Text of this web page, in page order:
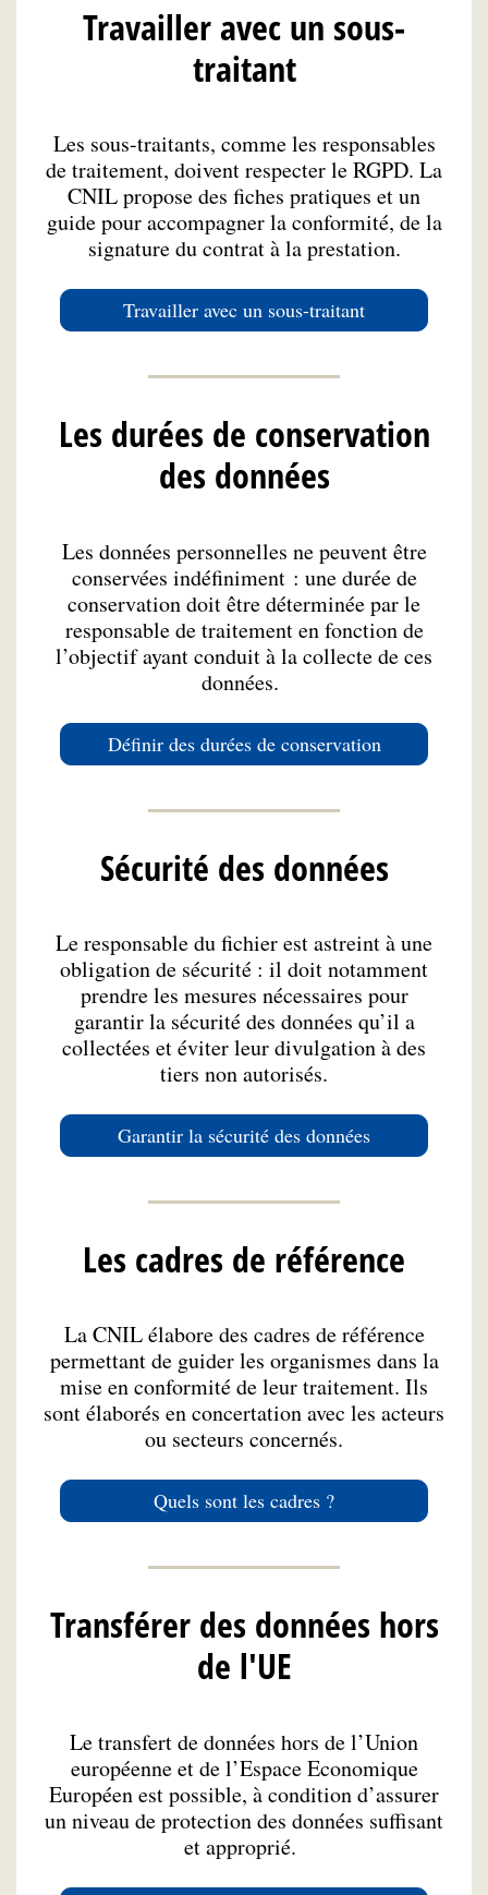
Travailler avec un sous-
traitant
Les sous-traitants, comme les responsables
de traitement, doivent respecter le RGPD. La
CNIL propose des fiches pratiques et un
guide pour accompagner la conformité, de la
signature du contrat à la prestation.
Travailler avec un sous-traitant
Les durées de conservation
des données
Les données personnelles ne peuvent être
conservées indéfiniment : une durée de
conservation doit être déterminée par le
responsable de traitement en fonction de
l’objectif ayant conduit à la collecte de ces
données.
Définir des durées de conservation
Sécurité des données
Le responsable du fichier est astreint à une
obligation de sécurité : il doit notamment
prendre les mesures nécessaires pour
garantir la sécurité des données qu’il a
collectées et éviter leur divulgation à des
tiers non autorisés.
Garantir la sécurité des données
Les cadres de référence
La CNIL élabore des cadres de référence
permettant de guider les organismes dans la
mise en conformité de leur traitement. Ils
sont élaborés en concertation avec les acteurs
ou secteurs concernés.
Quels sont les cadres ?
Transférer des données hors
de l'UE
Le transfert de données hors de l’Union
européenne et de l’Espace Economique
Européen est possible, à condition d’assurer
un niveau de protection des données suffisant
et approprié.